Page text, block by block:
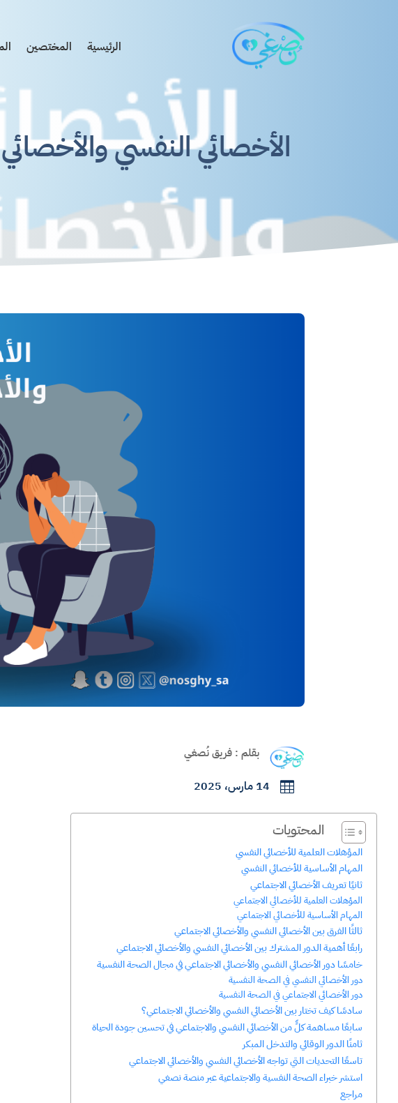
الرئيسية المختصين
الأخصائي النفسي
بقلم : فريق نُصغي
 14 مارس، 2025
المحتويات
المؤهلات العلمية للأخصائي النفسي
المهام الأساسية للأخصائي النفسي
ثانيًا تعريف الأخصائي الاجتماعي
المؤهلات العلمية للأخصائي الاجتماعي
المهام الأساسية للأخصائي الاجتماعي
ثالثًا الفرق بين الأخصائي النفسي والأخصائي الاجتماعي
رابعًا أهمية الدور المشترك بين الأخصائي النفسي والأخصائي الاجتماعي
خامسًا دور الأخصائي النفسي والأخصائي الاجتماعي في مجال الصحة النفسية
دور الأخصائي النفسي في الصحة النفسية
دور الأخصائي الاجتماعي في الصحة النفسية
سادسًا كيف تختار بين الأخصائي النفسي والأخصائي الاجتماعي؟
سابعًا مساهمة كلٍّ من الأخصائي النفسي والاجتماعي في تحسين جودة الحياة
ثامنًا الدور الوقائي والتدخل المبكر
تاسعًا التحديات التي تواجه الأخصائي النفسي والأخصائي الاجتماعي
استشر خبراء الصحة النفسية والاجتماعية عبر منصة نصغي
مراجع